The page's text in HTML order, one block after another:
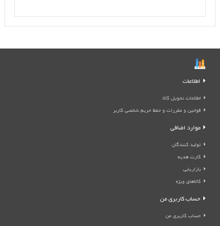
اطلاعات
اطلاعات تحویل کالا
قوانین و مقررات و حفظ حریم شخصی کاربر
موارد اضافی
تولید کنندگان
کارت هدیه
بازاریابی
کالاهای ویژه
حساب کاربری من
حساب کاربری من